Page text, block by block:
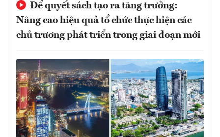
Để quyết sách tạo ra tăng trưởng:
Nâng cao hiệu quả tổ chức thực hiện các
chủ trương phát triển trong giai đoạn mới